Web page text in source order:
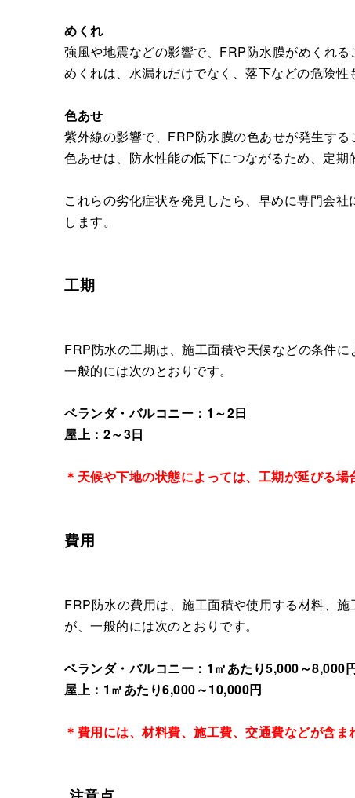
めくれ
強風や地震などの影響で、FRP防水膜がめくれる
めくれは、水漏れだけでなく、落下などの危険性
色あせ
紫外線の影響で、FRP防水膜の色あせが発生する
色あせは、防水性能の低下につながるため、定期
これらの劣化症状を発見したら、早めに専門会
します。
工期
FRP防水の工期は、施工面積や天候などの条件に
一般的には次のとおりです。
ベランダ・バルコニー：1～2日
屋上：2～3日
＊天候や下地の状態によっては、工期が延びる場
費用
FRP防水の費用は、施工面積や使用する材料、
が、一般的には次のとおりです。
ベランダ・バルコニー：1㎡あたり5,000～8,000
屋上：1㎡あたり6,000～10,000円
＊費用には、材料費、施工費、交通費などが含ま